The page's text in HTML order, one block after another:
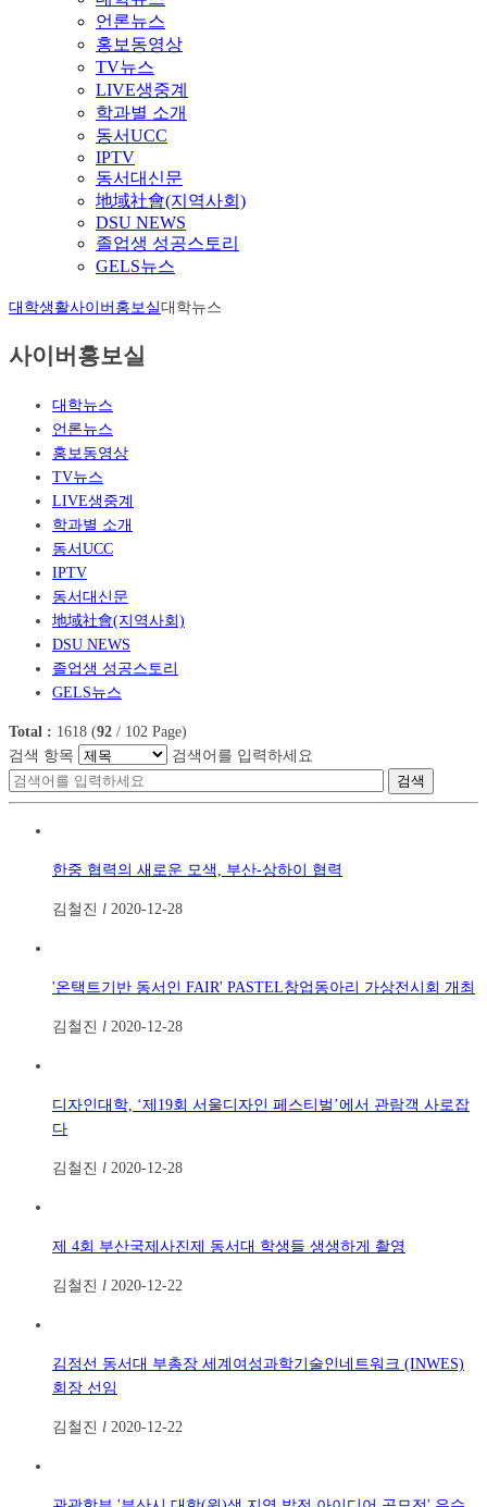
언론뉴스
홍보동영상
TV뉴스
LIVE생중계
학과별 소개
동서UCC
IPTV
동서대신문
地域社會(지역사회)
DSU NEWS
졸업생 성공스토리
GELS뉴스
대학생활사이버홍보실대학뉴스
사이버홍보실
대학뉴스
언론뉴스
홍보동영상
TV뉴스
LIVE생중계
학과별 소개
동서UCC
IPTV
동서대신문
地域社會(지역사회)
DSU NEWS
졸업생 성공스토리
GELS뉴스
Total : 1618 (92 / 102 Page)
검색 항목
검색어를 입력하세요
검색
한중 협력의 새로운 모색, 부산-상하이 협력
김철진 l 2020-12-28
'온택트기반 동서인 FAIR' PASTEL창업동아리 가상전시회 개최
김철진 l 2020-12-28
디자인대학, ‘제19회 서울디자인 페스티벌’에서 관람객 사로잡
다
김철진 l 2020-12-28
제 4회 부산국제사진제 동서대 학생들 생생하게 촬영
김철진 l 2020-12-22
김정선 동서대 부총장 세계여성과학기술인네트워크 (INWES)
회장 선임
김철진 l 2020-12-22